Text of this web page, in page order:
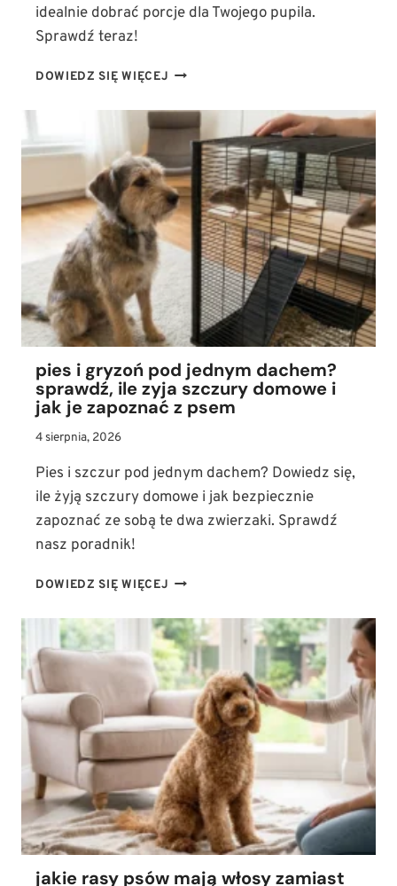
idealnie dobrać porcje dla Twojego pupila.
Sprawdź teraz!
DOWIEDZ SIĘ WIĘCEJ WAGA
A
DIETA:
POWINIEN
JEŚĆ
PIES?
(TABELA
I
ZASADY
ŻYWIENIA
BARF)
pies i gryzoń pod jednym dachem?
sprawdź, ile zyja szczury domowe i
jak je zapoznać z psem
4 sierpnia, 2026
Pies i szczur pod jednym dachem? Dowiedz się,
ile żyją szczury domowe i jak bezpiecznie
zapoznać ze sobą te dwa zwierzaki. Sprawdź
nasz poradnik!
DOWIEDZ SIĘ WIĘCEJ PIES
GRYZOŃ
POD
JEDNYM
DACHEM?
SPRAWDŹ,
ZYJA
SZCZURY
DOMOWE
I
JAK
JE
ZAPOZNAĆ
PSEM
jakie rasy psów mają włosy zamiast